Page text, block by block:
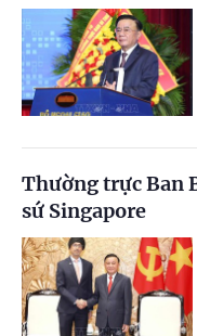
Thường trực Ban
sứ Singapore